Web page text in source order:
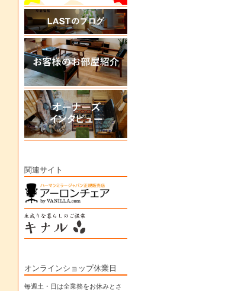
関連サイト
オンラインショップ休業日
毎週土・日は全業務をお休みとさ